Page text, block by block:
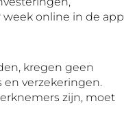
week online in de app
kregen geen
en verzekeringen.
zijn, moet